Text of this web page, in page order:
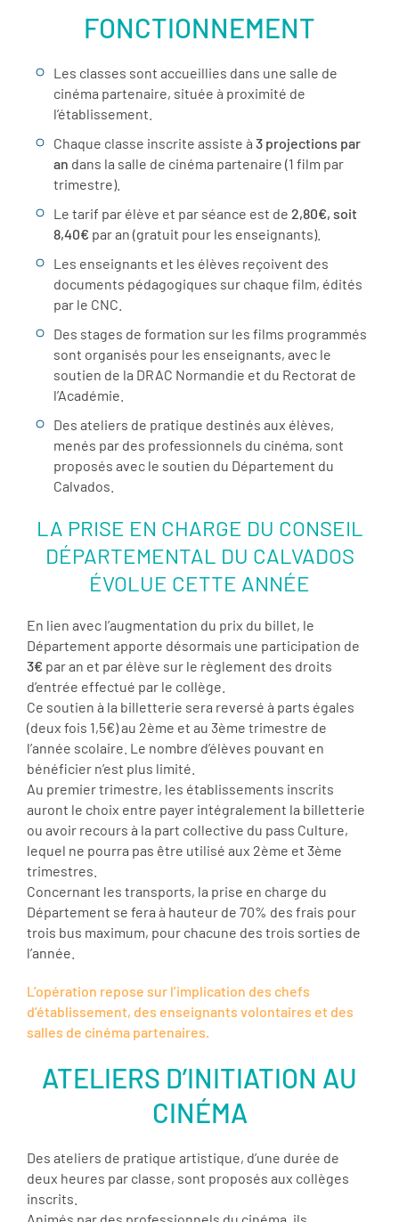
FONCTIONNEMENT
Les classes sont accueillies dans une salle de
cinéma partenaire, située à proximité de
l’établissement.
Chaque classe inscrite assiste à 3 projections par
an dans la salle de cinéma partenaire (1 film par
trimestre).
Le tarif par élève et par séance est de 2,80€, soit
8,40€ par an (gratuit pour les enseignants).
Les enseignants et les élèves reçoivent des
documents pédagogiques sur chaque film, édités
par le CNC.
Des stages de formation sur les films programmés
sont organisés pour les enseignants, avec le
soutien de la DRAC Normandie et du Rectorat de
l’Académie.
Des ateliers de pratique destinés aux élèves,
menés par des professionnels du cinéma, sont
proposés avec le soutien du Département du
Calvados.
LA PRISE EN CHARGE DU CONSEIL
DÉPARTEMENTAL DU CALVADOS
ÉVOLUE CETTE ANNÉE
En lien avec l’augmentation du prix du billet, le
Département apporte désormais une participation de
3€ par an et par élève sur le règlement des droits
d’entrée effectué par le collège.
Ce soutien à la billetterie sera reversé à parts égales
(deux fois 1,5€) au 2ème et au 3ème trimestre de
l’année scolaire. Le nombre d’élèves pouvant en
bénéficier n’est plus limité.
Au premier trimestre, les établissements inscrits
auront le choix entre payer intégralement la billetterie
ou avoir recours à la part collective du pass Culture,
lequel ne pourra pas être utilisé aux 2ème et 3ème
trimestres.
Concernant les transports, la prise en charge du
Département se fera à hauteur de 70% des frais pour
trois bus maximum, pour chacune des trois sorties de
l’année.
L’opération repose sur l’implication des chefs
d’établissement, des enseignants volontaires et des
salles de cinéma partenaires.
ATELIERS D’INITIATION AU
CINÉMA
Des ateliers de pratique artistique, d’une durée de
deux heures par classe, sont proposés aux collèges
inscrits.
Animés par des professionnels du cinéma, ils